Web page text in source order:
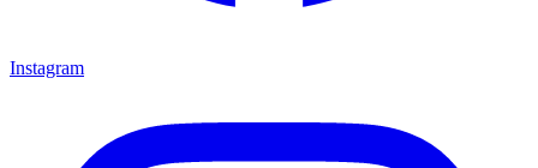
Instagram